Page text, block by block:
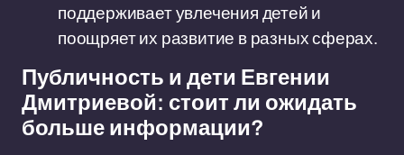
поддерживает увлечения детей и
поощряет их развитие в разных сферах.
Публичность и дети Евгении
Дмитриевой: стоит ли ожидать
больше информации?